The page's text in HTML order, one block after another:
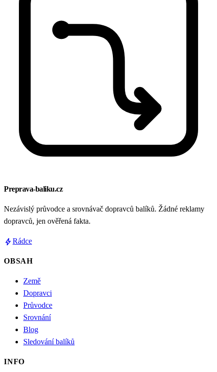
Preprava-baliku.cz
Nezávislý průvodce a srovnávač dopravců balíků. Žádné reklamy
dopravců, jen ověřená fakta.
boltRádce
OBSAH
Země
Dopravci
Průvodce
Srovnání
Blog
Sledování balíků
INFO